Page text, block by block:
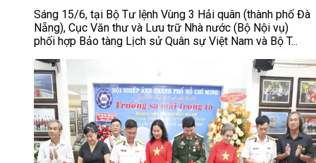
Sáng 15/6, tại Bộ Tư lệnh Vùng 3 Hải quân (thành phố Đà
Nẵng), Cục Văn thư và Lưu trữ Nhà nước (Bộ Nội vụ)
phối hợp Bảo tàng Lịch sử Quân sự Việt Nam và Bộ T...